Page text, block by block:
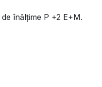
înălțime P +2 E+M.